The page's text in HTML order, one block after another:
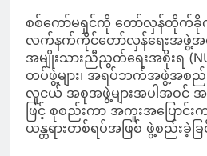
စစ်ကော်မရှင်ကို တော်လှန်တိုက်ခို
လက်နက်ကိုင်တော်လှန်ရေးအဖွဲ့အစည်
အမျိုးသားညီညွတ်ရေးအစိုးရ
တပ်ဖွဲ့များ၊ အရပ်ဘက်အဖွဲ့အစည်း
လူငယ် အစုအဖွဲ့များအပါအဝင်
ဖြင့် စုစည်းကာ အကူးအပြောင်း
ယန္တရားတစ်ရပ်အဖြစ် ဖွဲ့စည်းခဲ့ခြ